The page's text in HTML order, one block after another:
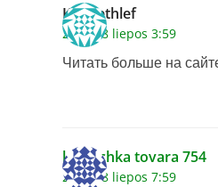
Kennethlef
2026 18 liepos 3:59
Читать больше на
kartochka tovara 754
2026 18 liepos 7:59